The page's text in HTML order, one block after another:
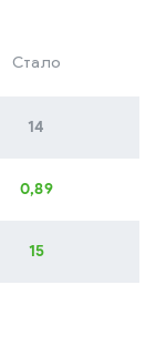
Стало
14
0,89
15